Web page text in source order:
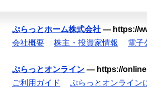
ぷらっとホーム株式会社 — https://
会社概要
株主・投資家情報 電子
ぷらっとオンライン — https://
ご利用ガイド
ぷらっとオンライン